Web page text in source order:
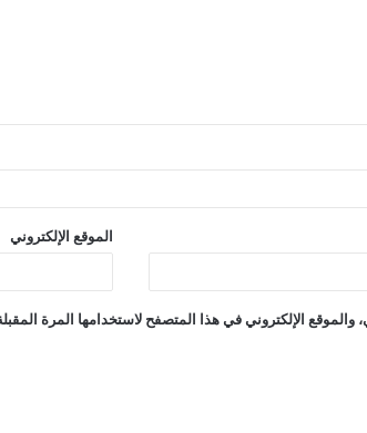
الموقع الإلكتروني
الإلكتروني في هذا المتصفح لاستخدامها المرة